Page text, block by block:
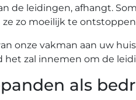
de leidingen, afhangt.
ze zo moeilijk te
onze vakman aan uw
het zal innemen om de
als